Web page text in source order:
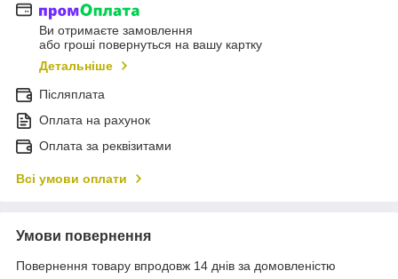
Ви отримаєте замовлення
або гроші повернуться на вашу картку
Детальніше
Післяплата
Оплата на рахунок
Оплата за реквізитами
Всі умови оплати
Умови повернення
Повернення товару впродовж 14 днів за домовленістю